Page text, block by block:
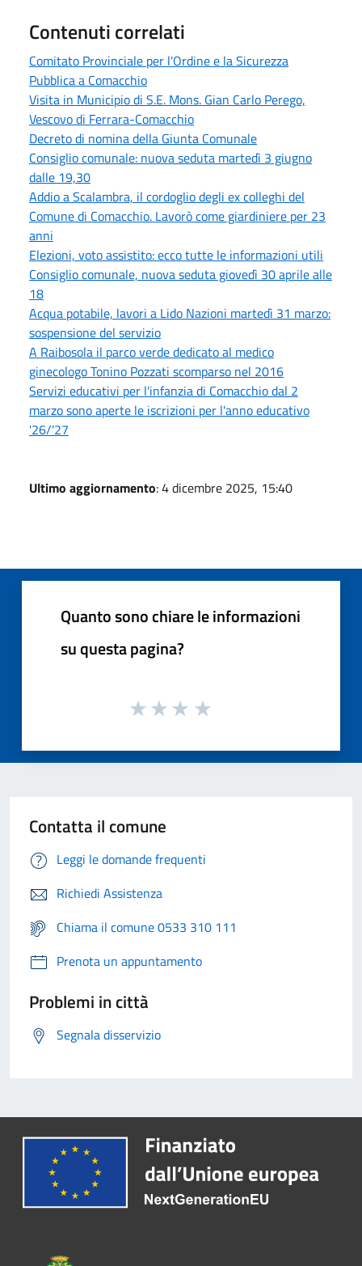
Contenuti correlati
Comitato Provinciale per l'Ordine e la Sicurezza
Pubblica a Comacchio
Visita in Municipio di S.E. Mons. Gian Carlo Perego,
Vescovo di Ferrara-Comacchio
Decreto di nomina della Giunta Comunale
Consiglio comunale: nuova seduta martedì 3 giugno
dalle 19,30
Addio a Scalambra, il cordoglio degli ex colleghi del
Comune di Comacchio. Lavorò come giardiniere per 23
anni
Elezioni, voto assistito: ecco tutte le informazioni utili
Consiglio comunale, nuova seduta giovedì 30 aprile alle
18
Acqua potabile, lavori a Lido Nazioni martedì 31 marzo:
sospensione del servizio
A Raibosola il parco verde dedicato al medico
ginecologo Tonino Pozzati scomparso nel 2016
Servizi educativi per l'infanzia di Comacchio dal 2
marzo sono aperte le iscrizioni per l'anno educativo
'26/'27
Ultimo aggiornamento: 4 dicembre 2025, 15:40
Quanto sono chiare le informazioni
su questa pagina?
Contatta il comune
Leggi le domande frequenti
Richiedi Assistenza
Chiama il comune 0533 310 111
Prenota un appuntamento
Problemi in città
Segnala disservizio